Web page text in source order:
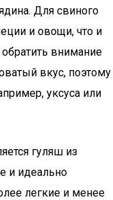
Для свиного
и овощи, что и
обратить внимание
вкус, поэтому
уксуса или
гуляш из
и идеально
легкие и менее